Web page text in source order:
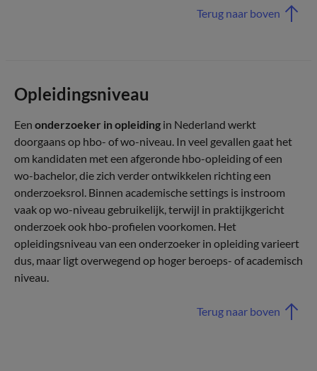
Terug naar boven
Opleidingsniveau
Een onderzoeker in opleiding in Nederland werkt
doorgaans op hbo- of wo-niveau. In veel gevallen gaat het
om kandidaten met een afgeronde hbo-opleiding of een
wo-bachelor, die zich verder ontwikkelen richting een
onderzoeksrol. Binnen academische settings is instroom
vaak op wo-niveau gebruikelijk, terwijl in praktijkgericht
onderzoek ook hbo-profielen voorkomen. Het
opleidingsniveau van een onderzoeker in opleiding varieert
dus, maar ligt overwegend op hoger beroeps- of academisch
niveau.
Terug naar boven